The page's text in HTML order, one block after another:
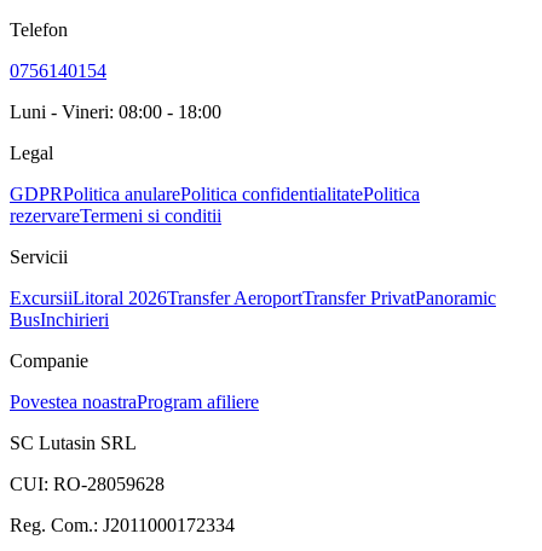
Telefon
0756140154
Luni - Vineri: 08:00 - 18:00
Legal
GDPRPolitica anularePolitica confidentialitatePolitica
rezervareTermeni si conditii
Servicii
ExcursiiLitoral 2026Transfer AeroportTransfer PrivatPanoramic
BusInchirieri
Companie
Povestea noastraProgram afiliere
SC Lutasin SRL
CUI: RO-28059628
Reg. Com.: J2011000172334